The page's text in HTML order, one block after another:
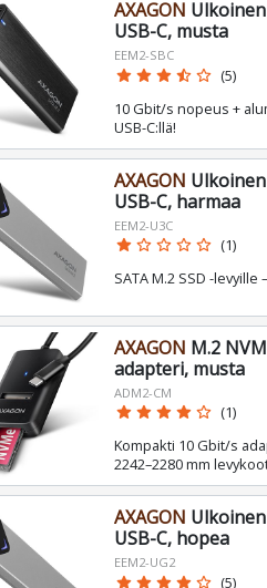
AXAGON Ulkoinen
USB-C, musta
EEM2-SBC
star star star star_half star_border (5)
10 Gbit/s nopeus +
USB-C:llä!
AXAGON Ulkoinen
USB-C, harmaa
EEM2-U3C
star star_border star_border star_border star_border (1)
SATA M.2 SSD -
AXAGON M.2
adapteri, musta
ADM2-CM
star star star star star_border (1)
Kompakti 10 Gbit/s
2242–2280 mm
AXAGON
USB-C, hopea
EEM2-UG2
star star star star star_border (5)